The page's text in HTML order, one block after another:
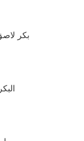
بكر